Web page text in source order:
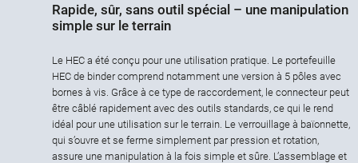
Rapide, sûr, sans outil spécial – une manipulation
simple sur le terrain
Le HEC a été conçu pour une utilisation pratique. Le portefeuille
HEC de binder comprend notamment une version à 5 pôles avec
bornes à vis. Grâce à ce type de raccordement, le connecteur peut
être câblé rapidement avec des outils standards, ce qui le rend
idéal pour une utilisation sur le terrain. Le verrouillage à baïonnette,
qui s’ouvre et se ferme simplement par pression et rotation,
assure une manipulation à la fois simple et sûre. L’assemblage et